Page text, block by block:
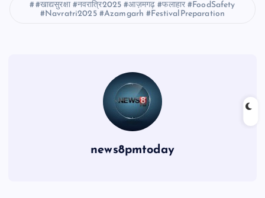
#खाद्यसुरक्षा #नवरात्रि2025 #आज़मगढ़ #फलाहार #FoodSafety
#Navratri2025 #Azamgarh #FestivalPreparation
news8pmtoday